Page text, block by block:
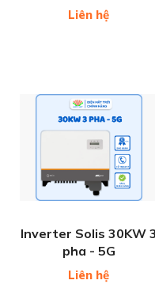
Liên hệ
Inverter Solis 30KW 3
pha - 5G
Liên hệ